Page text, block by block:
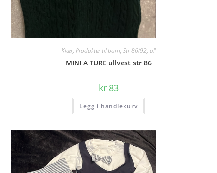
Klær, Produkter til barn, Str 86/92, ull
MINI A TURE ullvest str 86
kr83
Legg i handlekurv